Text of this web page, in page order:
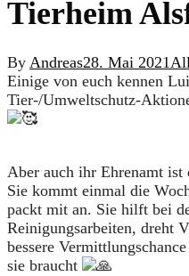
Tierheim
By Andreas28. Mai 2021
Einige von euch kennen
Tier-/Umweltschutz-
Aber auch ihr Ehrenamt
Sie kommt einmal die
packt mit an. Sie hilft bei
Reinigungsarbeiten, dreht
bessere
sie braucht